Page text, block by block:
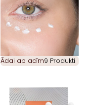
Ādai ap acīm9 Produkti